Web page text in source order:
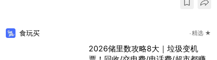
食玩买 精选 ★
2026储里数攻略8大｜垃圾变机